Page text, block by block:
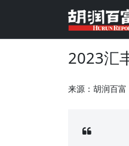
2023汇
来源：胡润百富